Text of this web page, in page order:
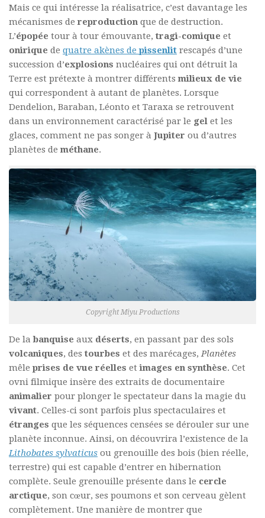
Mais ce qui intéresse la réalisatrice, c’est davantage les
mécanismes dereproduction que de destruction.
L’épopée tour à tour émouvante, tragi-comique et
onirique de quatre akènes de pissenlit rescapés d’une
succession d’explosions nucléaires qui ont détruit la
Terre est prétexte à montrer différentsmilieux de vie
qui correspondent à autant de planètes. Lorsque
Dendelion, Baraban, Léonto et Taraxa se retrouvent
dans un environnement caractérisé par le gel et les
glaces, comment ne pas songer à Jupiter ou d’autres
planètes deméthane.
Copyright Miyu Productions
De labanquise aux déserts, en passant par des sols
volcaniques, des tourbes et des marécages,Planètes
mêle prises de vue réelles etimages en synthèse. Cet
ovni filmique insère des extraits de documentaire
animalier pour plonger le spectateur dans la magie du
vivant. Celles-ci sont parfois plus spectaculaires et
étranges que les séquences censées se dérouler sur une
planète inconnue. Ainsi, on découvrira l’existence de la
Lithobates sylvaticus ou grenouille des bois (bien réelle,
terrestre) qui est capable d’entrer en hibernation
complète. Seule grenouille présente dans le cercle
arctique, son cœur, ses poumons et son cerveau gèlent
complètement. Une manière de montrer que